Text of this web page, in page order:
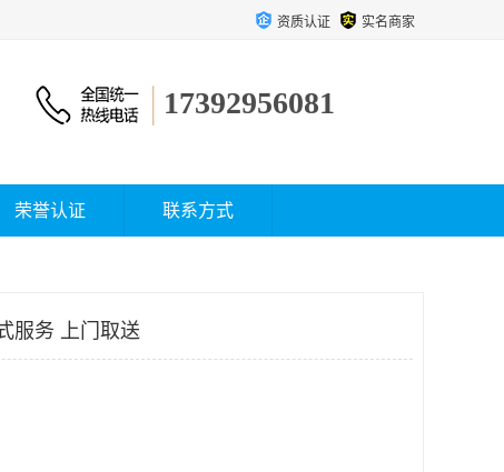
资质认证 实名商家
17392956081
荣誉认证 联系方式
服务 上门取送